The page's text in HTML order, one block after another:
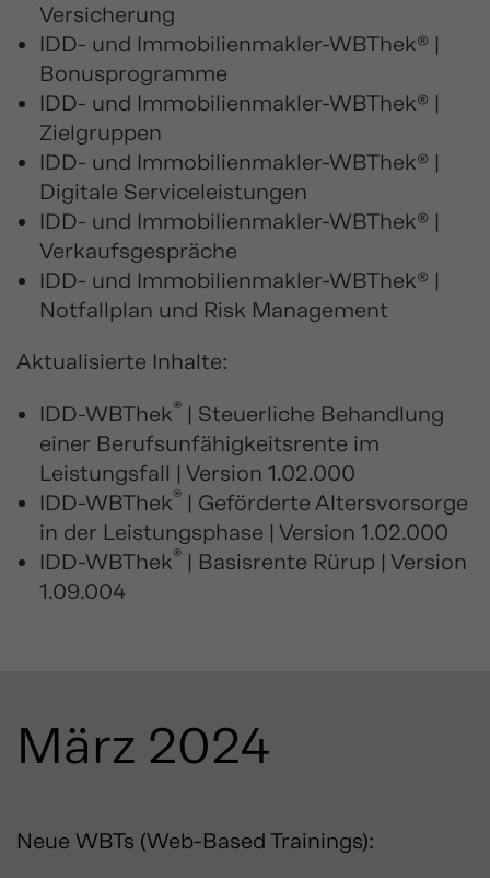
Versicherung
IDD- und Immobilienmakler-WBThek® |
Bonusprogramme
IDD- und Immobilienmakler-WBThek® |
Zielgruppen
IDD- und Immobilienmakler-WBThek® |
Digitale Serviceleistungen
IDD- und Immobilienmakler-WBThek® |
Verkaufsgespräche
IDD- und Immobilienmakler-WBThek® |
Notfallplan und Risk Management
Aktualisierte Inhalte:
IDD-WBThek® | Steuerliche Behandlung
einer Berufsunfähigkeitsrente im
Leistungsfall | Version 1.02.000
IDD-WBThek® | Geförderte Altersvorsorge
in der Leistungsphase | Version 1.02.000
IDD-WBThek® | Basisrente Rürup | Version
1.09.004
März 2024
Neue WBTs (Web-Based Trainings):